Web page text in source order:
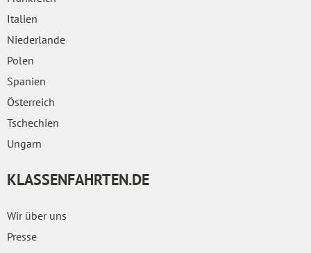
Italien
Niederlande
Polen
Spanien
Österreich
Tschechien
Ungarn
KLASSENFAHRTEN.DE
Wir über uns
Presse